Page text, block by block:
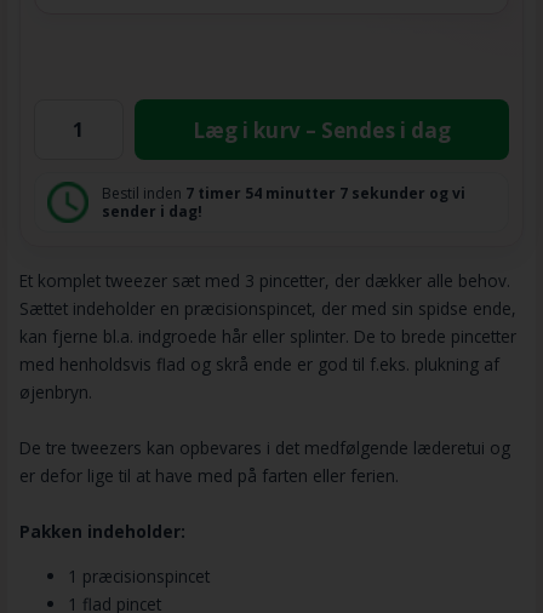
Læg i kurv – Sendes i dag
Bestil inden 7 timer 54 minutter 7 sekunder og vi
sender i dag!
Et komplet tweezer sæt med 3 pincetter, der dækker alle behov.
Sættet indeholder en præcisionspincet, der med sin spidse ende,
kan fjerne bl.a. indgroede hår eller splinter. De to brede pincetter
med henholdsvis flad og skrå ende er god til f.eks. plukning af
øjenbryn.
De tre tweezers kan opbevares i det medfølgende læderetui og
er defor lige til at have med på farten eller ferien.
Pakken indeholder:
1 præcisionspincet
1 flad pincet